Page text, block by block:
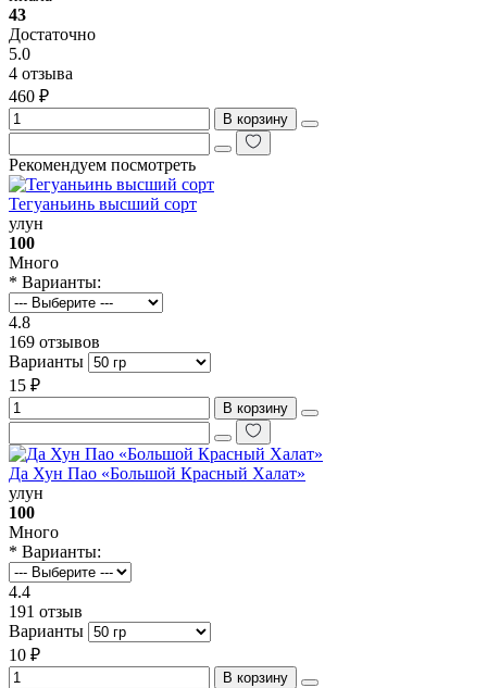
43
Достаточно
5.0
4 отзыва
460 ₽
В корзину
Рекомендуем посмотреть
Тегуаньинь высший сорт
улун
100
Много
* Варианты:
4.8
169 отзывов
Варианты
15 ₽
В корзину
Да Хун Пао «Большой Красный Халат»
улун
100
Много
* Варианты:
4.4
191 отзыв
Варианты
10 ₽
В корзину